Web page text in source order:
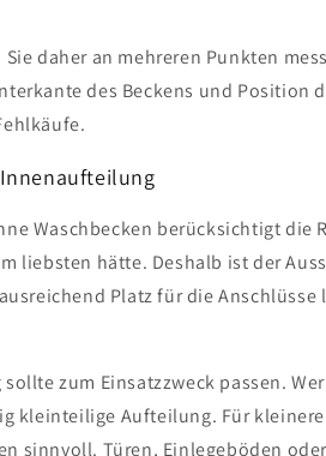
daher an mehreren Punkten
des Beckens und Position
Waschbecken berücksichtigt die
liebsten hätte. Deshalb ist der
Platz für die
zum Einsatzzweck passen.
kleinteilige Aufteilung. Für
sinnvoll. Türen, Einlegeböden
und Angebote auf
für
Datenschutzrichtlinie.